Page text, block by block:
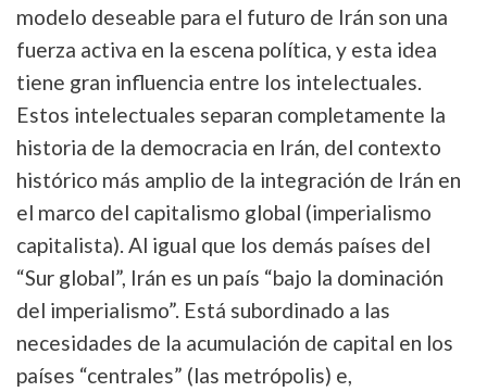
modelo deseable para el futuro de Irán son una
fuerza activa en la escena política, y esta idea
tiene gran influencia entre los intelectuales.
Estos intelectuales separan completamente la
historia de la democracia en Irán, del contexto
histórico más amplio de la integración de Irán en
el marco del capitalismo global (imperialismo
capitalista). Al igual que los demás países del
“Sur global”, Irán es un país “bajo la dominación
del imperialismo”. Está subordinado a las
necesidades de la acumulación de capital en los
países “centrales” (las metrópolis) e,